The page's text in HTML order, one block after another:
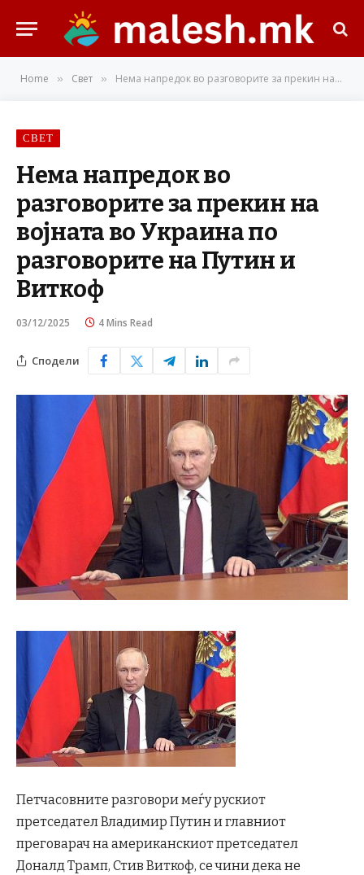
Home » Свет » Нема напредок во разговорите за прекин на војната во Украина по разговорите на Путин и Виткоф
СВЕТ
Нема напредок во
разговорите за прекин на
војната во Украина по
разговорите на Путин и
Виткоф
03/12/2025 4 Mins Read
Сподели
Петчасовните разговори меѓу рускиот
претседател Владимир Путин и главниот
преговарач на американскиот претседател
Доналд Трамп, Стив Виткоф, се чини дека не